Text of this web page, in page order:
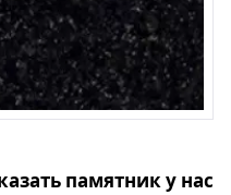
памятник у нас